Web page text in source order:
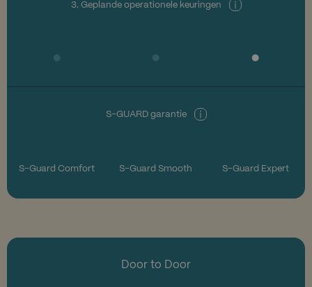
3. Geplande operationele keuringen
S-GUARD garantie
S-Guard Comfort S-Guard Smooth S-Guard Expert
Door to Door